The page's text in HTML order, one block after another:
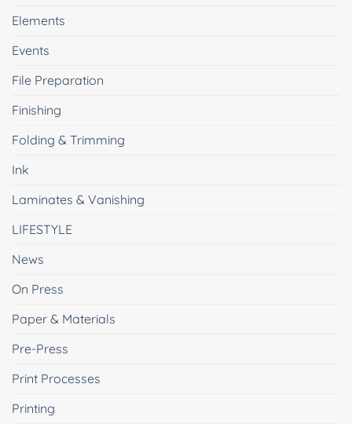
Elements
Events
File Preparation
Finishing
Folding & Trimming
Ink
Laminates & Vanishing
LIFESTYLE
News
On Press
Paper & Materials
Pre-Press
Print Processes
Printing